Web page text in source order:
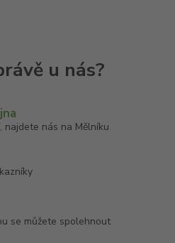
najdete nás na Mělníku
se můžete spolehnout